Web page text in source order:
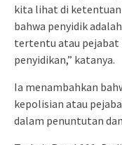
kita lihat di ketentuan
bahwa penyidik
tertentu atau pejabat
penyidikan,” katanya.
Ia menambahkan
kepolisian atau
dalam penuntutan